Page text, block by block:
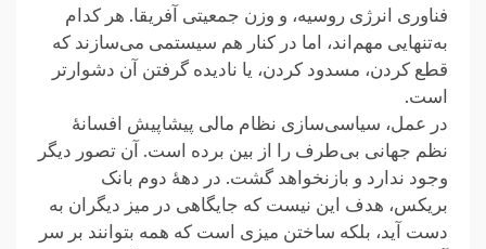
فناوری ‏انرژی روسیه، و وزن جمعیتی آفریقا. هر کدام
به‌تنهایی مهم‌اند، اما در کنار هم سیستمی می‌سازند که
قطع کردن، مسدود کردن، ‏یا نادیده گرفتن آن دشوارتر
است.‏
در عمل، سیاسی‌سازی نظام مالی پیشاپیش افسانهٔ
نظم جهانی بی‌طرف را از بین برده است. آن تصور دیگر
وجود ندارد ‏و بازنخواهد گشت. در دههٔ دوم بانک
بریکس، هدف این نیست که جایگاهی در میز دیگران به
دست آید، بلکه ساختن میزی ‏است که همه بتوانند بر سر